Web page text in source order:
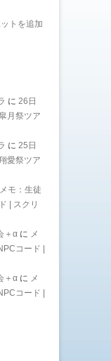
トを追加
に 26日
月祭ツア
に 25日
愛祭ツア
メモ：生徒
| スクリ
＋α に メ
コード |
＋α に メ
コード |